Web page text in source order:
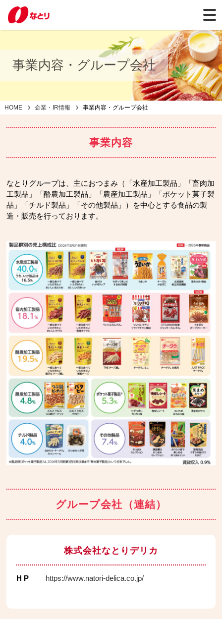
事業内容・グループ会社
HOME 企業・IR情報 事業内容・グループ会社
事業内容
なとりグループは、主におつまみ（「水産加工製品」「畜肉加
工製品」「酪農加工製品」「農産加工製品」「ポケット菓子製
品」「チルド製品」「その他製品」）を中心とする食品の製
造・販売を行っております。
グループ会社（連結）
株式会社なとりデリカ
H P https://www.natori-delica.co.jp/